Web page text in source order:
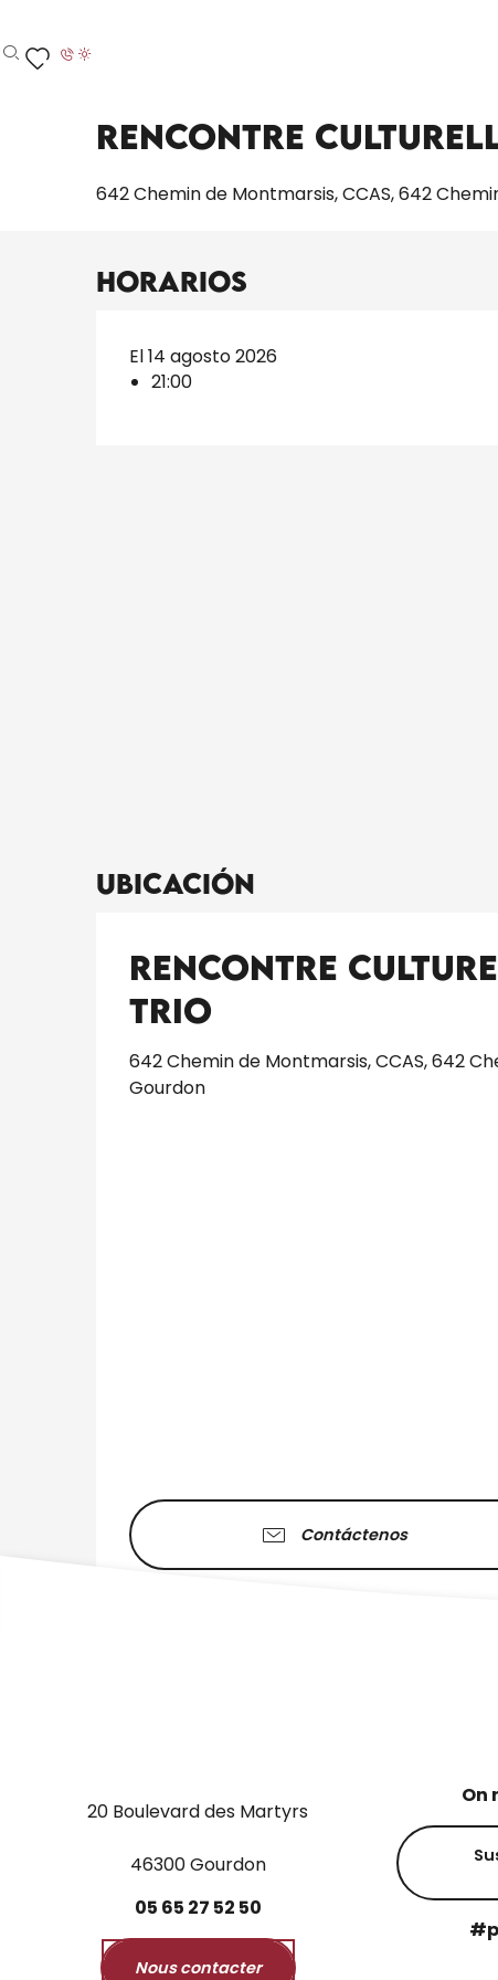
au
contenu
Buscar
Rencontre
642 Chemin de Montmarsis, CCAS, 642
Horarios
El 14 agosto 2026
21:00
Ubicación
Rencontre
trio
642 Chemin de Montmarsis, CCAS, 642
Gourdon
Contáctenos
20 Boulevard des Martyrs
46300 Gourdon
05 65 27 52 50
Nous contacter
On